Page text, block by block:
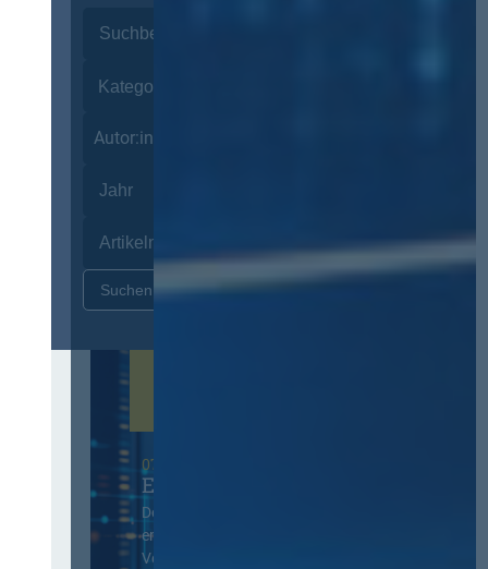
Autor:innen
07. Oktober 2026 in Berlin
EVB-IT Thementag
Der Thementag für die
ergänzenden
Vertragsbedingungen von IT-